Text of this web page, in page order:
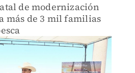
de modernización
más de 3 mil familias